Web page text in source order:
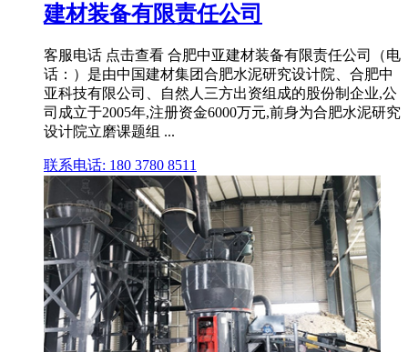
建材装备有限责任公司
客服电话 点击查看 合肥中亚建材装备有限责任公司（电
话：）是由中国建材集团合肥水泥研究设计院、合肥中
亚科技有限公司、自然人三方出资组成的股份制企业,公
司成立于2005年,注册资金6000万元,前身为合肥水泥研究
设计院立磨课题组 ...
联系电话: 180 3780 8511